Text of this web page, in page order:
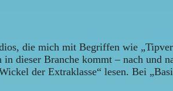
die mich mit Begriffen wie
dieser Branche kommt – nach und
der Extraklasse“ lesen. Bei